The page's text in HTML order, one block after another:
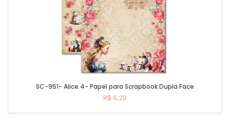
SC-951- Alice 4- Papel para Scrapbook Dupla Face
R$ 6,20